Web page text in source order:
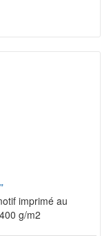
imprimé au
g/m2